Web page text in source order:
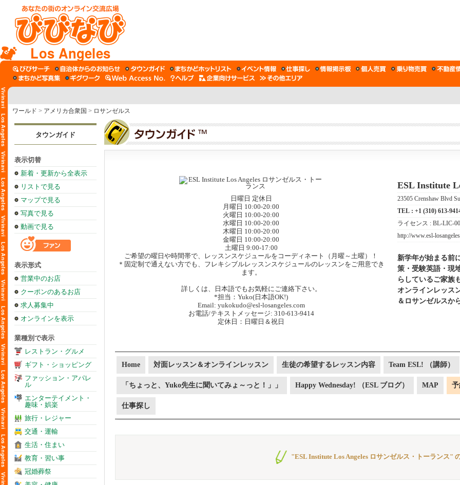
Los Angeles
ワールド > アメリカ合衆国 > ロサンゼルス
タウンガイド
表示切替
新着・更新から全表示
リストで見る
マップで見る
写真で見る
動画で見る
表示形式
営業中のお店
クーポンのあるお店
求人募集中
オンラインを表示
業種別で表示
レストラン・グルメ
ギフト・ショッピング
ファッション・アパレ
ル
エンターテイメント・
趣味・娯楽
旅行・レジャー
交通・運輸
生活・住まい
教育・習い事
冠婚葬祭
日曜日 定休日
月曜日 10:00-20:00
火曜日 10:00-20:00
水曜日 10:00-20:00
木曜日 10:00-20:00
金曜日 10:00-20:00
土曜日 9:00-17:00
ご希望の曜日や時間帯で、レッスンスケジュールをコーディネート（月曜～土曜）！
＊固定制で通えない方でも、フレキシブルレッスンスケジュールのレッスンをご用意でき
ます。
詳しくは、日本語でもお気軽にご連絡下さい。
*担当：Yuko(日本語OK!)
Email: yukokudo@esl-losangeles.com
お電話/テキストメッセージ: 310-613-9414
定休日：日曜日＆祝日
ESL Institute
23505 Crenshaw Blvd
TEL : +1 (310) 613-
ライセンス : BL-LIC-
http://www.esl-
新学年が始まる前
策・受験英語・現
らしているご家族
オンラインレッス
＆ロサンゼルスか
Home 対面レッスン＆オンラインレッスン 生徒の希望するレッスン内容 Team ESL! （講師）
「ちょっと、Yuko先生に聞いてみょ～っと！」」 Happy Wednesday! （ESL ブログ） MAP
仕事探し
"ESL Institute Los Angeles ロサンゼルス・トーランス"